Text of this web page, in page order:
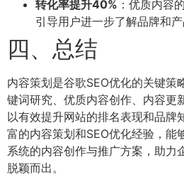
转化率提升40% ：优质内容
引导用户进一步了解品牌和
四、总结
内容策划是谷歌SEO优化的关键策
键词研究、优质内容创作、内容更
以有效提升网站的排名表现和品牌
富的内容策划和SEO优化经验，能
系统的内容创作与推广方案，助力
脱颖而出。